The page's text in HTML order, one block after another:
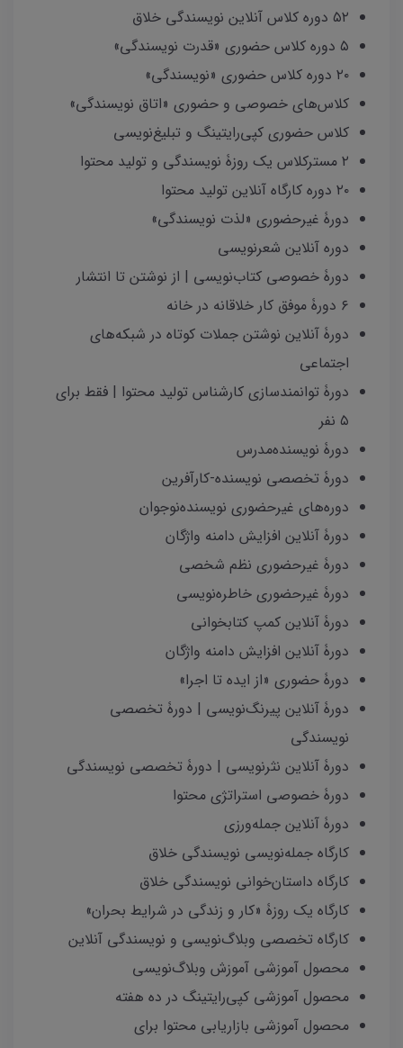
۵۲ دوره کلاس آنلاین نویسندگی خلاق
۵ دوره کلاس حضوری «قدرت نویسندگی»
۲۰ دوره کلاس حضوری «نویسندگی»
کلاس‌های خصوصی و حضوری «اتاق نویسندگی»
کلاس حضوری کپی‌رایتینگ و تبلیغ‌نویسی
۲ مسترکلاس یک روزۀ نویسندگی و تولید محتوا
۲۰ دوره کارگاه آنلاین تولید محتوا
دورۀ غیرحضوری «لذت نویسندگی»
دوره آنلاین شعرنویسی
دورۀ خصوصی کتاب‌نویسی | از نوشتن تا انتشار
۶ دورۀ موفق کار خلاقانه در خانه
دورۀ آنلاین نوشتن جملات کوتاه در شبکه‌های
اجتماعی
دورۀ توانمندسازی کارشناس تولید محتوا | فقط برای
۵ نفر
دورۀ نویسنده‌مدرس
دورۀ تخصصی نویسنده-کارآفرین
دوره‌های غیرحضوری نویسنده‌نوجوان
دورۀ آنلاین افزایش دامنه واژگان
دورۀ غیرحضوری نظم شخصی
دورۀ غیرحضوری خاطره‌نویسی
دورۀ آنلاین کمپ کتابخوانی
دورۀ آنلاین افزایش دامنه واژگان
دورۀ حضوری «از ایده تا اجرا»
دورۀ آنلاین پیرنگ‌نویسی | دورۀ تخصصی
نویسندگی
دورۀ آنلاین نثرنویسی | دورۀ تخصصی نویسندگی
دورۀ خصوصی استراتژی محتوا
دورۀ آنلاین جمله‌ورزی
کارگاه جمله‌نویسی نویسندگی خلاق
کارگاه داستان‌خوانی نویسندگی خلاق
کارگاه یک روزۀ «کار و زندگی در شرایط بحران»
کارگاه تخصصی وبلاگ‌نویسی و نویسندگی آنلاین
محصول آموزشی آموزش وبلاگ‌نویسی
محصول آموزشی کپی‌رایتینگ در ده هفته
محصول آموزشی بازاریابی محتوا برای